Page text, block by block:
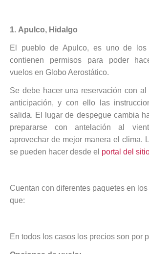
1. Apulco, Hidalgo
El pueblo de Apulco, es uno de los
contienen permisos para poder
vuelos en Globo Aerostático.
Se debe hacer una reservación con
anticipación, y con ello las
salida. El lugar de despegue cambia
prepararse con antelación al
aprovechar de mejor manera el clima.
se pueden hacer desde el portal del
Cuentan con diferentes paquetes en
que:
En todos los casos los precios son por